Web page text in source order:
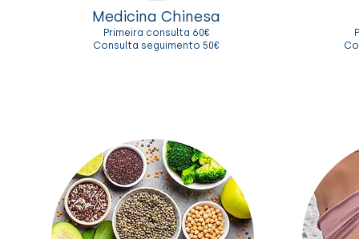
Medicina Chinesa
Primeira consulta 60€
Consulta seguimento 50€